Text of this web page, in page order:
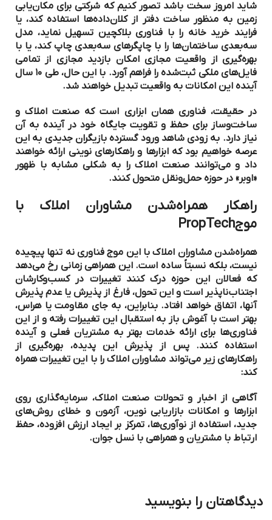
شاید امروز سخت باشد تصور کنیم که شرکتی برای مکان‌یابی
زمین به منظور ساخت دفتر از کلان‌داده‌ها استفاده کند، یا
فرایند خرید خانه را با فناوری بلاکچین تسهیل نماید، مدل
سه‌بعدی ساختمان‌ها را با چاپگرهای سه‌بعدی چاپ کند، یا با
بهره‌گیری از واقعیت مجازی امکان بازدید مجازی از تمامی
فایل‌های ملکی ثبت‌شده را فراهم آورد. با این حال، طی ۱۰ سال
آینده این امکانات به واقعیت تبدیل خواهند شد.
در حقیقت، فناوری همان ابزاری است که صنعت املاک و
ساخت‌وساز برای حفظ و تقویت جایگاه خود در آینده به آن
نیاز دارد. به زودی شاهد ورود گسترده بازیگران جدیدی به این
عرصه خواهیم بود که ابزارها و راهکارهای نوینی ارائه خواهند
داد و می‌توانند صنعت املاک را به شکلی مشابه با ظهور
«اوبر» در حوزه حمل‌ونقل متحول کنند.
راهکار همراه‌شدن مشاوران املاک با
موجPropTech
همراه‌شدن مشاوران املاک با این موج فناوری نه تنها پیچیده
نیست، بلکه نسبتاً ساده است. این همراهی زمانی رخ می‌دهد
که فعالان این حوزه درک کنند تغییرات در کسب‌وکارشان
اجتناب‌ناپذیر است و این تحول، فارغ از پذیرش یا عدم پذیرش
آنها، اتفاق خواهد افتاد. بنابراین، به جای مقاومت یا هراس،
بهتر است با آغوش باز به استقبال این تغییرات رفته و از این
فناوری‌ها برای ارائه خدمات بهتر به مشتریان فعلی و آینده
استفاده کنند. پس از پذیرش این پدیده، بهره‌گیری از
راهکارهای زیر می‌تواند مشاوران املاک را با این تغییرات همراه
کند:
آگاهی از اخبار و تحولات صنعت املاک، سرمایه‌گذاری روی
ابزارها و امکانات بازاریابی نوین، آزمون و خطای روش‌های
جدید، استفاده از نوآوری‌ها، تمرکز بر ایجاد ارزش افزوده، حفظ
ارتباط با مشتریان و همراهی با نسل جوان.
دیدگاهتان را بنویسید